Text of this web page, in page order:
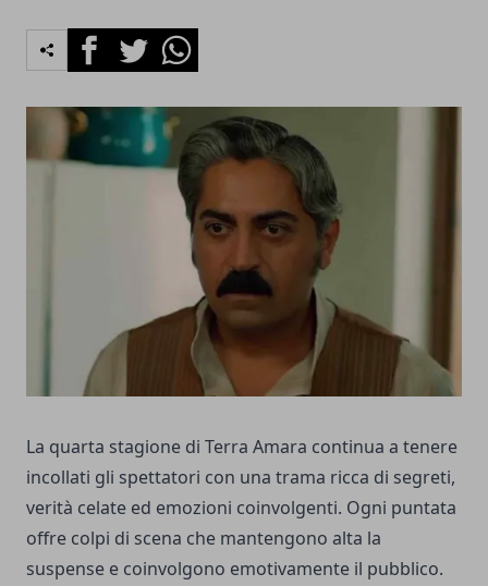
FacebookTwitterWhatsapp
La quarta stagione di Terra Amara continua a tenere
incollati gli spettatori con una trama ricca di segreti,
verità celate ed emozioni coinvolgenti. Ogni puntata
offre colpi di scena che mantengono alta la
suspense e coinvolgono emotivamente il pubblico.